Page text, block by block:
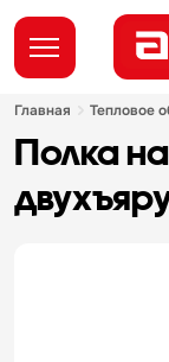
главная тепловое
полка настольная тепловая